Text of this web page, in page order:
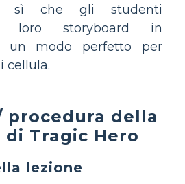
sì che gli studenti
loro storyboard in
un modo perfetto per
cellula.
procedura della
di Tragic Hero
lezione